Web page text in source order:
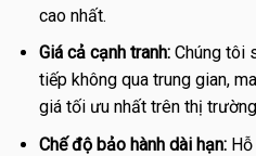
cao nhất.
Giá cả cạnh tranh:Chúng tôi
tiếp không qua trung gian,
giá tối ưu nhất trên thị
Chế độ bảo hành dài hạn:Hỗ